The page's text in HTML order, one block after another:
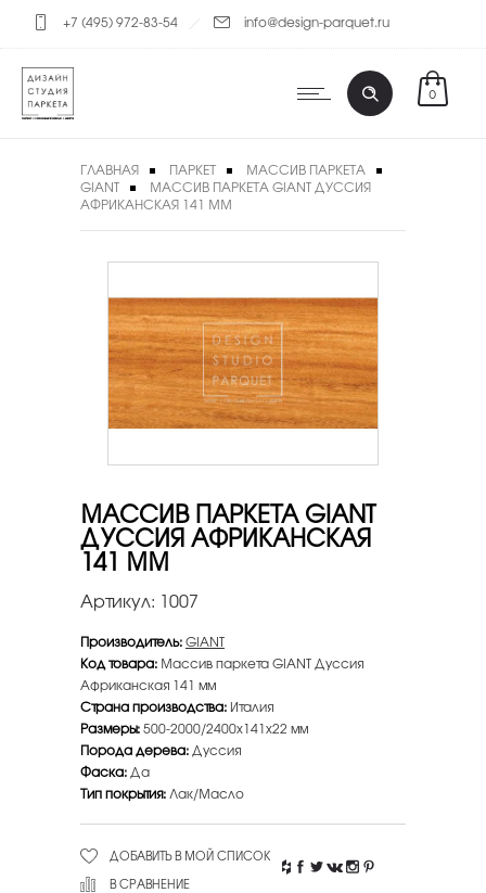
+7 (495) 972-83-54 info@design-parquet.ru
0
ГЛАВНАЯ ПАРКЕТ
МАССИВ ПАРКЕТА
GIANT
МАССИВ ПАРКЕТА GIANT ДУССИЯ
АФРИКАНСКАЯ 141 ММ
МАССИВ ПАРКЕТА GIANT
ДУССИЯ АФРИКАНСКАЯ
141 ММ
Артикул: 1007
Производитель:GIANT
Код товара: Массив паркета GIANT Дуссия
Африканская 141 мм
Страна производства: Италия
Размеры:500-2000/2400х141х22 мм
Порода дерева:Дуссия
Фаска:Да
Тип покрытия:Лак/Масло
ДОБАВИТЬ В МОЙ СПИСОК
В СРАВНЕНИЕ